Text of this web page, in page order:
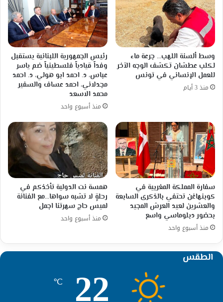
وسط ألسنة اللهب… جرعة ماء
لكلب عطشان تكشف الوجه الآخر
للعمل الإنساني في تونس
منذ 3 أيام
رئيس الجمهورية اللبنانية يستقبل
وفداً قيادياً فلسطينياً ضم ياسر
عباس، د. احمد ابو هولي، د. احمد
مجدلاني، احمد عساف والسفير
محمد الاسعد
منذ أسبوع واحد
سفارة المملكة المغربية في
كوبنهاغن تحتفي بالذكرى السابعة
والعشرين لعيد العرش المجيد
بحضور دبلوماسي واسع
منذ أسبوع واحد
همسة نت الدولية تأخذكم في
رحلةٍ لا تشبه سواها…مع الفنانة
لميس حاج سهرتنا اجمل
منذ أسبوع واحد
الطقس
℃